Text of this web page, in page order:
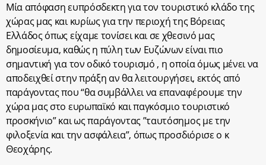
Μία απόφαση ευπρόσδεκτη για τον τουριστικό κλάδο της
χώρας μας και κυρίως για την περιοχή της Βόρειας
Ελλάδος όπως είχαμε τονίσει και σε χθεσινό μας
δημοσίευμα, καθώς η πύλη των Ευζώνων είναι πιο
σημαντική για τον οδικό τουρισμό , η οποία όμως μένει να
αποδειχθεί στην πράξη αν θα λειτουργήσει, εκτός από
παράγοντας που “θα συμβάλλει να επαναφέρουμε την
χώρα μας στο ευρωπαϊκό και παγκόσμιο τουριστικό
προσκήνιο” και ως παράγοντας ”ταυτόσημος με την
φιλοξενία και την ασφάλεια”, όπως προσδιόρισε ο κ
Θεοχάρης.